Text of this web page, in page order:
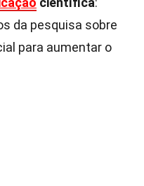
da pesquisa sobre
para aumentar o